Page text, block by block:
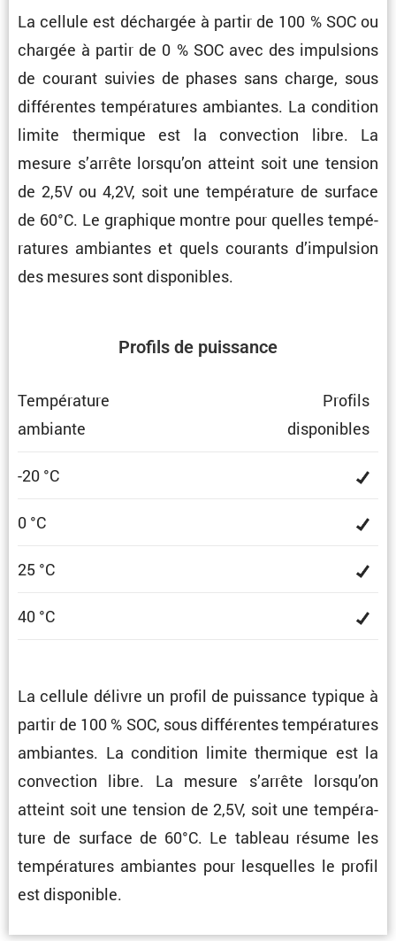
La cellule est déchargée à partir de 100 % SOC ou
chargée à partir de 0 % SOC avec des impul­sions
de courant suivies de phases sans charge, sous
diffé­rentes tempé­ra­tures ambiantes. La condi­tion
limite thermique est la convec­tion libre. La
mesure s’arrête lorsqu’on atteint soit une tension
de 2,5V ou 4,2V, soit une tempé­ra­ture de surface
de 60°C. Le graphique montre pour quelles tempé­
ra­tures ambiantes et quels courants d’impul­sion
des mesures sont disponibles.
Profils de puissance
Tempé­ra­ture
ambiante
Profils
dispo­nibles
-20 °C
0 °C
25 °C
40 °C
La cellule délivre un profil de puissance typique à
partir de 100 % SOC, sous diffé­rentes tempé­ra­tures
ambiantes. La condi­tion limite thermique est la
convec­tion libre. La mesure s’arrête lorsqu’on
atteint soit une tension de 2,5V, soit une tempé­ra­
ture de surface de 60°C. Le tableau résume les
tempé­ra­tures ambiantes pour lesquelles le profil
est disponible.